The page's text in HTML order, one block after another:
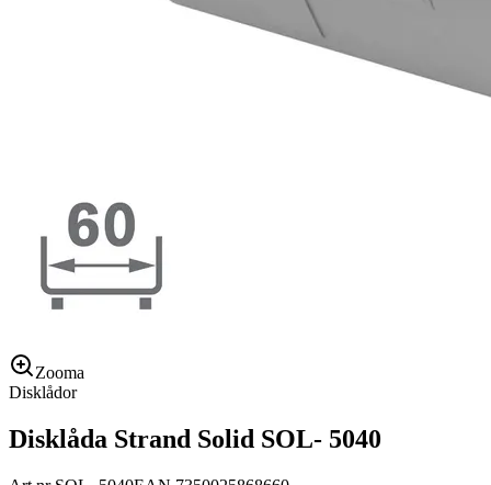
Zooma
Disklådor
Disklåda Strand Solid SOL- 5040